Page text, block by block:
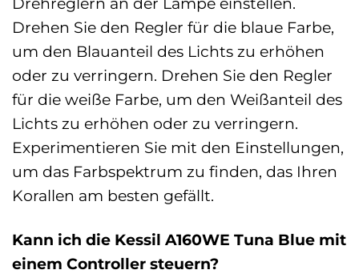
Drehen Sie den Regler für die blaue Farbe,
um den Blauanteil des Lichts zu erhöhen
oder zu verringern. Drehen Sie den Regler
für die weiße Farbe, um den Weißanteil des
Lichts zu erhöhen oder zu verringern.
Experimentieren Sie mit den Einstellungen,
um das Farbspektrum zu finden, das Ihren
Korallen am besten gefällt.
Kann ich die Kessil A160WE Tuna Blue mit
einem Controller steuern?